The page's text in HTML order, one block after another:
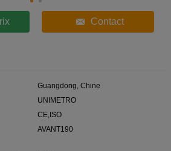
Contact
Guangdong, Chine
UNIMETRO
CE,ISO
AVANT190